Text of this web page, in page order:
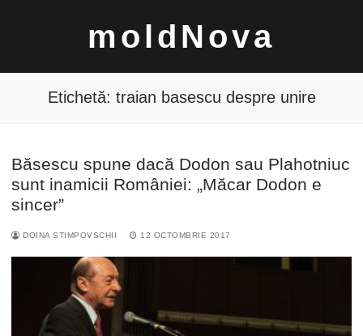
moldNova
Caută
după:
Etichetă: traian basescu despre unire
Băsescu spune dacă Dodon sau Plahotniuc
sunt inamicii României: „Măcar Dodon e
sincer”
DOINA STIMPOVSCHII 12 OCTOMBRIE 2017